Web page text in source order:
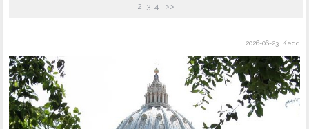
2 3 4 >>
2026-06-23, Kedd